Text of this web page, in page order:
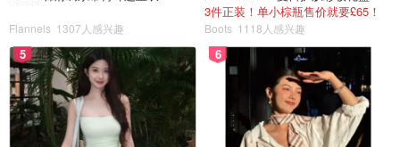
1. 把剩下的渣渣和面粉搅拌一起变成豆浆面糊（可甜可
咸）
2. 之后下锅煎一下成喜欢的形状
3. 就和豆浆成为一对完美的下午茶啦~
Flannels 1307人感兴趣
3件正装！单小棕瓶售价就要£65！
Boots 1118人感兴趣
5 6